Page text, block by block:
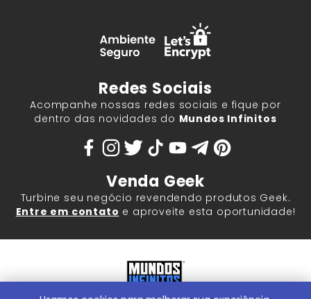
Redes Sociais
Acompanhe nossas redes sociais e fique por
dentro das novidades do Mundos Infinitos
Venda Geek
Turbine seu negócio revendendo produtos Geek.
Entre em contato e aproveite esta oportunidade!